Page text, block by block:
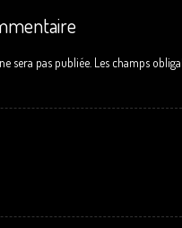
sera pas publiée. Les champs